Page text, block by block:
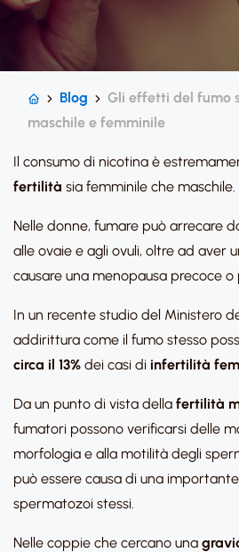
Blog
Gli effetti del fumo
maschile e femminile
Il consumo di nicotina è
fertilità sia femminile che maschile.
Nelle donne, fumare può arrecare
alle ovaie e agli ovuli, oltre ad aver
causare una menopausa precoce
In un recente studio del Ministero
addirittura come il fumo stesso
circa il 13% dei casi di infertilità
Da un punto di vista della fertilità
fumatori possono verificarsi delle
morfologia e alla motilità degli
può essere causa di una
spermatozoi stessi.
Nelle coppie che cercano una